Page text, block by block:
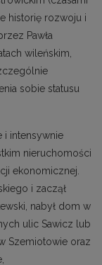
historię rozwoju i
Pawła
wileńskim,
sobie statusu
i intensywnie
nieruchomości
ekonomicznej.
i zaczął
nabył dom w
ulic Sawicz lub
Szemiotowie oraz